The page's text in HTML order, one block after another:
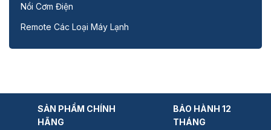
Nồi Cơm Điện
Remote Các Loại Máy Lạnh
SẢN PHẨM CHÍNH
HÃNG
BẢO HÀNH 12
THÁNG